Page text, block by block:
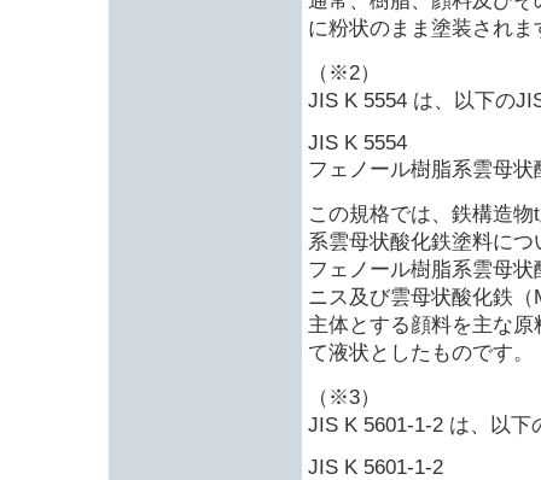
に粉状のまま塗装されま
（※2）
JIS K 5554 は、以下の
JIS K 5554
フェノール樹脂系雲母状
この規格では、鉄構造
系雲母状酸化鉄塗料に
フェノール樹脂系雲母
ニス及び雲母状酸化鉄
主体とする顔料を主な
て液状としたものです。
（※3）
JIS K 5601-1-2 は、以下
JIS K 5601-1-2